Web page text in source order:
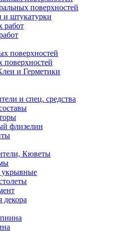
поверхностей
и штукатурки
работ
поверхностей
поверхностей
и Герметики
и спец. средства
флизелин
Кюветы
декора